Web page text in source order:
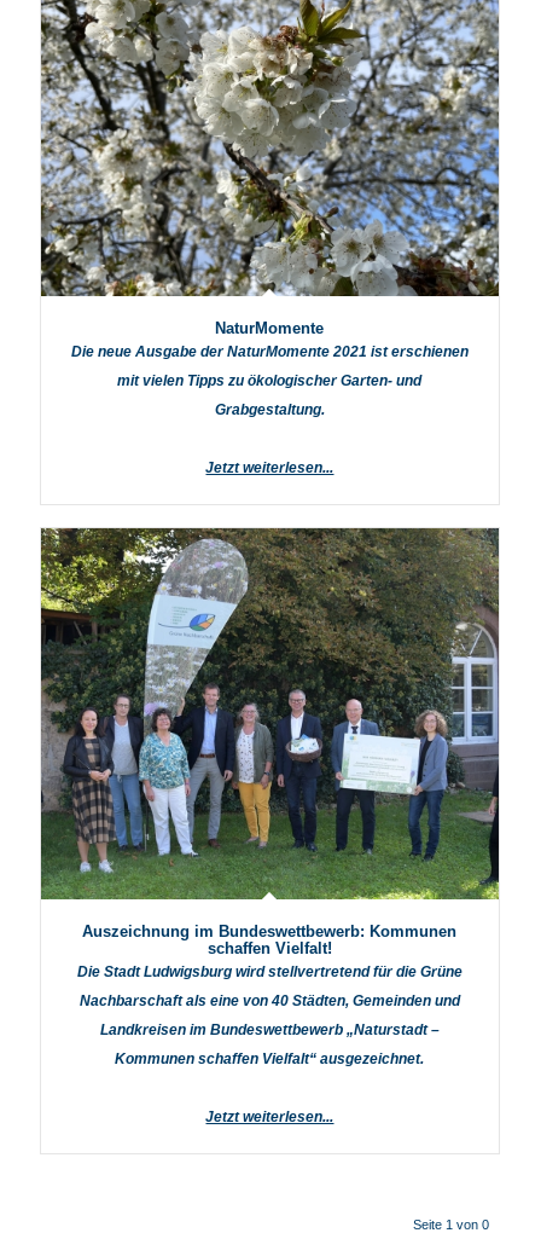
NaturMomente
Die neue Ausgabe der NaturMomente 2021 ist erschienen
mit vielen Tipps zu ökologischer Garten- und
Grabgestaltung.
Jetzt weiterlesen...
Auszeichnung im Bundeswettbewerb: Kommunen
schaffen Vielfalt!
Die Stadt Ludwigsburg wird stellvertretend für die Grüne
Nachbarschaft als eine von 40 Städten, Gemeinden und
Landkreisen im Bundeswettbewerb „Naturstadt –
Kommunen schaffen Vielfalt“ ausgezeichnet.
Jetzt weiterlesen...
Seite 1 von 0